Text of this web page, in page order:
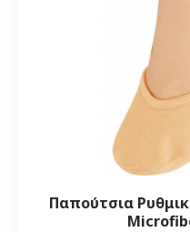
Παπούτσια